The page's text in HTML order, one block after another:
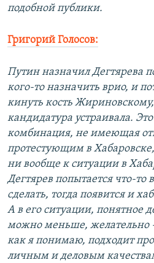
подобной публики.
Григорий Голосов:
Путин назначил Дегтярева
кого-то назначить врио, и
кинуть кость
кандидатура устраивала.
комбинация, не имеющая
протестующим в
ни вообще к ситуации в
Дегтярев попытается что-то
сделать, тогда появится и
А в его ситуации, понятное
можно меньше, желательно -
как я понимаю, подходит
личным и деловым